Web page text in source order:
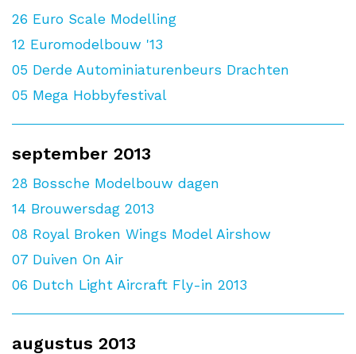
26 Euro Scale Modelling
12 Euromodelbouw '13
05 Derde Autominiaturenbeurs Drachten
05 Mega Hobbyfestival
september 2013
28 Bossche Modelbouw dagen
14 Brouwersdag 2013
08 Royal Broken Wings Model Airshow
07 Duiven On Air
06 Dutch Light Aircraft Fly-in 2013
augustus 2013